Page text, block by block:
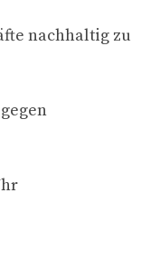
nachhaltig zu